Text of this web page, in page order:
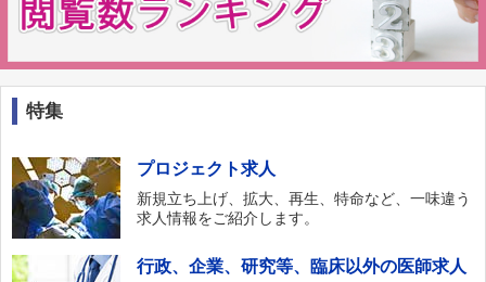
特集
プロジェクト求人
新規立ち上げ、拡大、再生、特命など、一味違う
求人情報をご紹介します。
行政、企業、研究等、臨床以外の医師求人